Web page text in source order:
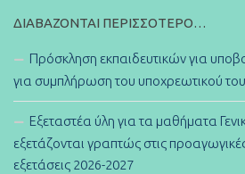
ΔΙΑΒΆΖΟΝΤΑΙ ΠΕΡΙΣΣΌΤΕΡΟ…
Πρόσκληση εκπαιδευτικών για
για συμπλήρωση του υποχρεωτικού
Εξεταστέα ύλη για τα μαθήματα
εξετάζονται γραπτώς στις
εξετάσεις 2026-2027